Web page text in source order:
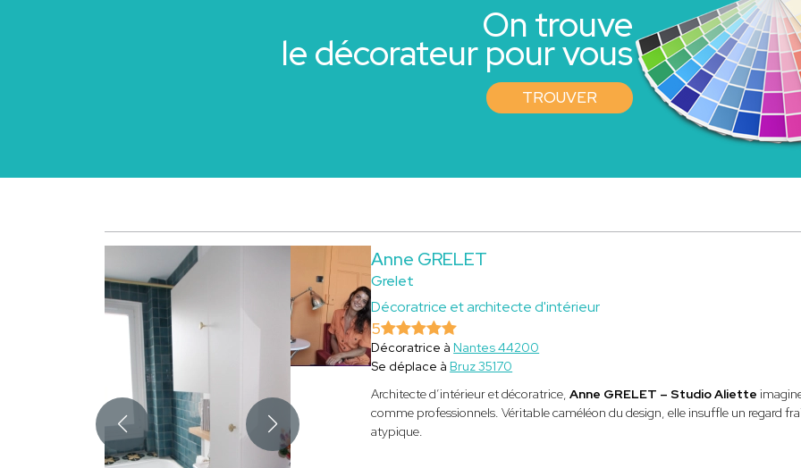
On trouve
le décorateur pour vous
TROUVER
Anne GRELET
Grelet
Décoratrice et architecte d'intérieur
5
Décoratrice à Nantes 44200
Se déplace à Bruz 35170
Architecte d’intérieur et décoratrice,Anne GRELET – Studio Aliette
comme professionnels. Véritable caméléon du design, elle insuffle un regard
atypique.